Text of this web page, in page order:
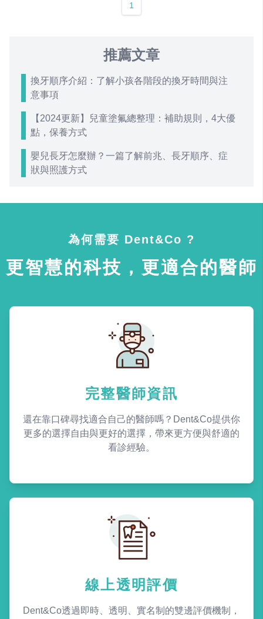
1
推薦文章
換牙順序介紹：了解小孩各階段的換牙時間與注
意事項
【2024更新】兒童塗氟總整理：補助規則，4大優
點，保養方式
嬰兒長牙怎麼辦？一篇了解前兆、長牙順序、症
狀與照護方式
為何需要 Dent&Co ?
更智慧的科技，更適合的醫師
完整醫師資訊
還在靠口碑尋找適合自己的醫師嗎？Dent&Co提供你
更多的選擇自由與更好的選擇，帶來更方便與舒適的
看診經驗。
線上透明評價
Dent&Co透過即時、透明、實名制的雙邊評價機制，